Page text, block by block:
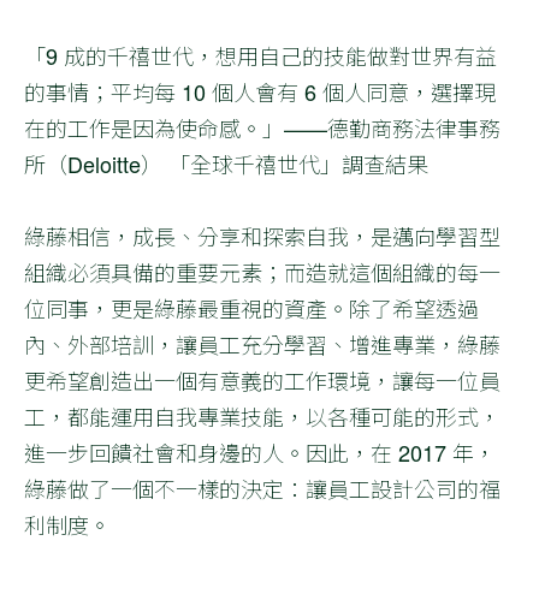
「9 成的千禧世代，想用自己的技能做對世界有益
的事情；平均每 10 個人會有 6 個人同意，選擇現
在的工作是因為使命感。」——德勤商務法律事務
所（Deloitte） 「全球千禧世代」調查結果
綠藤相信，成長、分享和探索自我，是邁向學習型
組織必須具備的重要元素；而造就這個組織的每一
位同事，更是綠藤最重視的資產。除了希望透過
內、外部培訓，讓員工充分學習、增進專業，綠藤
更希望創造出一個有意義的工作環境，讓每一位員
工，都能運用自我專業技能，以各種可能的形式，
進一步回饋社會和身邊的人。因此，在 2017 年，
綠藤做了一個不一樣的決定：讓員工設計公司的福
利制度。